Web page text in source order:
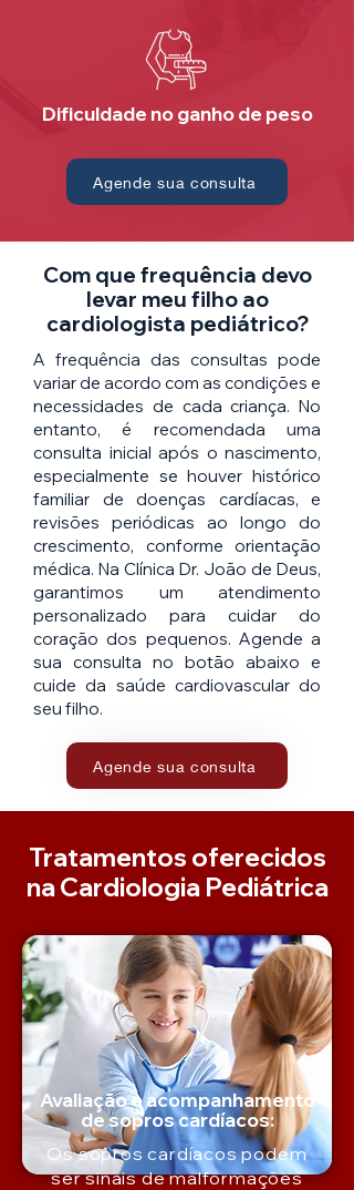
Dificuldade no ganho de peso
Agende sua consulta
Com que frequência devo
levar meu filho ao
cardiologista pediátrico?
A frequência das consultas pode
variar de acordo com as condições e
necessidades de cada criança. No
entanto, é recomendada uma
consulta inicial após o nascimento,
especialmente se houver histórico
familiar de doenças cardíacas, e
revisões periódicas ao longo do
crescimento, conforme orientação
médica. Na Clínica Dr. João de Deus,
garantimos um atendimento
personalizado para cuidar do
coração dos pequenos. Agende a
sua consulta no botão abaixo e
cuide da saúde cardiovascular do
seu filho.
Agende sua consulta
Tratamentos oferecidos
na Cardiologia Pediátrica
Avaliação e acompanhamento
de sopros cardíacos:
Os sopros cardíacos podem
ser sinais de malformações